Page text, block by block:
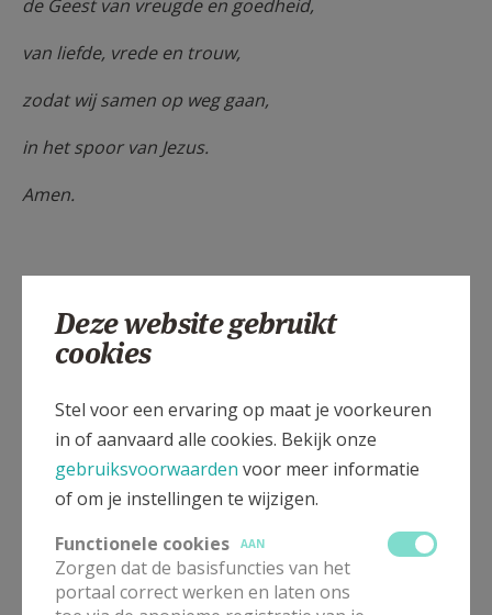
de Geest van vreugde en goedheid,
van liefde, vrede en trouw,
zodat wij samen op weg gaan,
in het spoor van Jezus.
Amen.
voor een hapje en een drankje. Er werd nog heel wat
nagepraat.
pen met opschrift ‘hip hoi eerste communie’. Zo
zullen ze zich hun grote dag nog vaak herinneren.
De vormelingen kunnen voortaan hun spullen
opbergen in een hippe zak waarop de catechisten de
mooie slagzin ‘Go for it’ stempelden.
Tekst en foto's: mdr
Deze website gebruikt
cookies
Stel voor een ervaring op maat je voorkeuren
in of aanvaard alle cookies. Bekijk onze
gebruiksvoorwaarden voor meer informatie
of om je instellingen te wijzigen.
Functionele cookies
AAN
Zorgen dat de basisfuncties van het
portaal correct werken en laten ons